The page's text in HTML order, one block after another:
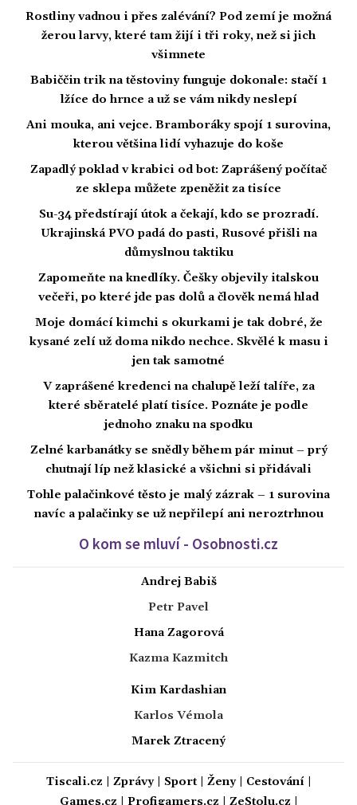
Rostliny vadnou i přes zalévání? Pod zemí je možná
žerou larvy, které tam žijí i tři roky, než si jich
všimnete
Babiččin trik na těstoviny funguje dokonale: stačí 1
lžíce do hrnce a už se vám nikdy neslepí
Ani mouka, ani vejce. Bramboráky spojí 1 surovina,
kterou většina lidí vyhazuje do koše
Zapadlý poklad v krabici od bot: Zaprášený počítač
ze sklepa můžete zpeněžit za tisíce
Su-34 předstírají útok a čekají, kdo se prozradí.
Ukrajinská PVO padá do pasti, Rusové přišli na
důmyslnou taktiku
Zapomeňte na knedlíky. Češky objevily italskou
večeři, po které jde pas dolů a člověk nemá hlad
Moje domácí kimchi s okurkami je tak dobré, že
kysané zelí už doma nikdo nechce. Skvělé k masu i
jen tak samotné
V zaprášené kredenci na chalupě leží talíře, za
které sběratelé platí tisíce. Poznáte je podle
jednoho znaku na spodku
Zelné karbanátky se snědly během pár minut – prý
chutnají líp než klasické a všichni si přidávali
Tohle palačinkové těsto je malý zázrak – 1 surovina
navíc a palačinky se už nepřilepí ani neroztrhnou
O kom se mluví - Osobnosti.cz
Andrej Babiš
Petr Pavel
Hana Zagorová
Kazma Kazmitch
Kim Kardashian
Karlos Vémola
Marek Ztracený
Tiscali.cz Zprávy| Sport| Ženy| Cestování|
Games.cz
Profigamers.cz ZeStolu.cz